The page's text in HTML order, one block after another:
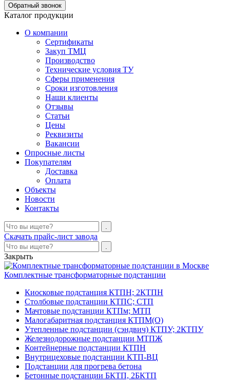
Каталог продукции
О компании
Сертификаты
Закуп ТМЦ
Производство
Технические условия ТУ
Сферы применения
Сроки изготовления
Наши клиенты
Отзывы
Статьи
Цены
Реквизиты
Вакансии
Опросные листы
Покупателям
Доставка
Оплата
Объекты
Новости
Контакты
Скачать прайс-лист завода
Закрыть
Комплектные трансформаторные подстанции
Киосковые подстанция КТПН; 2КТПН
Столбовые подстанции КТПС; СТП
Мачтовые подстанции КТПм; МТП
Малогабаритная подстанция КТПМ(О)
Утепленные подстанции (сэндвич) КТПУ; 2КТПУ
Железнодорожные подстанции МТПЖ
Контейнерные подстанции КТПН
Внутрицеховые подстанции КТП-ВЦ
Подстанции для прогрева бетона
Бетонные подстанции БКТП, 2БКТП